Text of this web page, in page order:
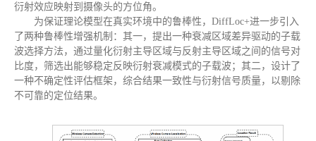
衍射效应映射到摄像头的方位角。
为保证理论模型在真实环境中的鲁棒性，DiffLoc+进一步引入
了两种鲁棒性增强机制：其一，提出一种衰减区域差异驱动的子载
波选择方法，通过量化衍射主导区域与反射主导区域之间的信号对
比度，筛选出能够稳定反映衍射衰减模式的子载波；其二，设计了
一种不确定性评估框架，综合结果一致性与衍射信号质量，以剔除
不可靠的定位结果。